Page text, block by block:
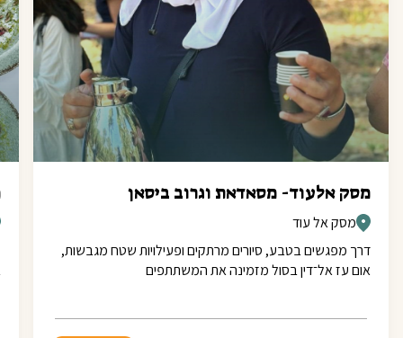
מסק אלעוד- מסאדאת וגרוב ביסאן
מסק אל עוד
דרך מפגשים בטבע, סיורים מרתקים ופעילויות שטח מגבשות,
אום עז אל־דין בסול מזמינה את המשתתפים